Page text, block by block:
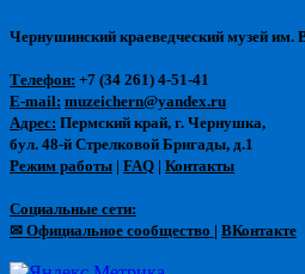
Чернушинский краеведческий музей им.
Телефон: +7 (34 261) 4-51-41
E-mail: muzeichern@yandex.ru
Адрес: Пермский край, г. Чернушка,
бул. 48-й Стрелковой Бригады, д.1
Режим работы | FAQ | Контакты
Социальные сети:
✉ Официальное сообщество | ВКонтакте